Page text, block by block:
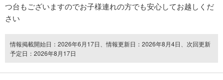
つ台もございますのでお子様連れの方でも安心してお越しくだ
さい
情報掲載開始日：2026年6月17日、情報更新日：2026年8月4日、次回更新
予定日：2026年8月17日